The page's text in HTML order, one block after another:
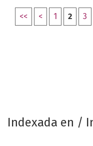
<< < 1 2 3
Indexada en /